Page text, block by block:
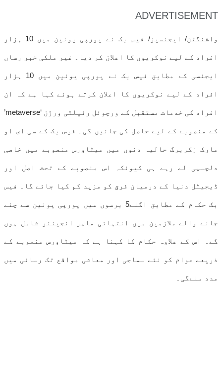
ADVERTISEMENT
واشنگٹن/ ایجنسیز/ فیس بک نے یورپی یونین میں 10 ہزار
افراد کے لیے نوکریوں کا اعلان کر دیا۔ غیر ملکی خبر رساں
ایجنسی کے مطابق فیس بک نے یورپی یونین میں 10 ہزار
افراد کے لیے نوکریوں کا اعلان کرتے ہوئے کہا ہے کہ ان
افراد کی خدمات مستقبل کے ورچوئل رئیلٹی ورڑن ‘metaverse’
کے منصوبے کے لیے حاصل کی جائیں گی۔ فیس بک کے سی ای او
مارک زکربرگ حالیہ دنوں میں میٹاورس منصوبے میں خاصی
دلچسپی لے رہے ہی کیونکہ اس منصوبے کے تحت اصل اور
ڈیجیٹل دنیا کے درمیان فرق کو مزید کم کیا جائے گا۔ فیس
بک حکام کے مطابق اگلے5 برسوں میں یورپی یونین سے چنے
جانے والے ملازمین میں انتہائی ماہر انجینئر شامل ہوں
گے۔ اس کے علاوہ حکام کا کہنا ہے کہ میٹاورس منصوبے کے
ذریعے عوام کو نئے سماجی اور معاشی مواقع تک رسائی میں
مدد ملےگی۔